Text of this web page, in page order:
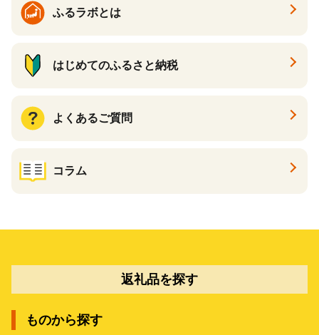
ふるラボとは
はじめてのふるさと納税
よくあるご質問
コラム
返礼品を探す
ものから探す